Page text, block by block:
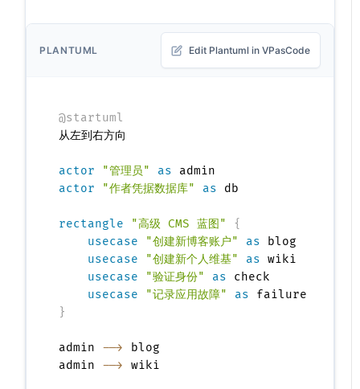
PLANTUML Edit Plantuml in VPasCode
@startuml
从左到右方向
actor "管理员" as
actor
"作者凭据数据库" as db
rectangle "高级 CMS 蓝图"
{
usecase
"创建新博客账户" as blog
usecase
"创建新个人维基" as wiki
usecase
"验证身份" as check
usecase
"记录应用故障" as
}
admin -->
blog
admin --> wiki